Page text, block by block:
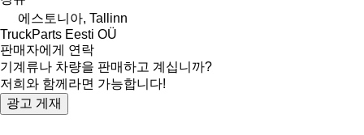
에스토니아, Tallinn
TruckParts Eesti OÜ
판매자에게 연락
기계류나 차량을 판매하고 계십니까?
저희와 함께라면 가능합니다!
광고 게재